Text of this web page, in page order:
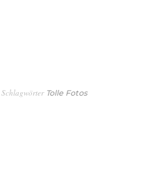
Schlagwörter Tolle Fotos